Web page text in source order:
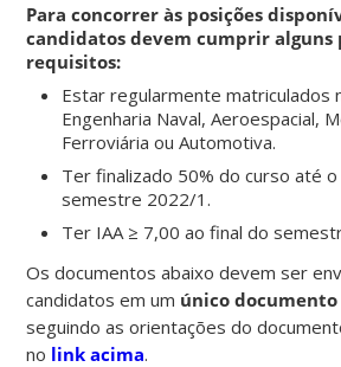
Para concorrer às posições
candidatos devem cumprir alguns
requisitos:
Estar regularmente matriculados
Engenharia Naval, Aeroespacial,
Ferroviária ou Automotiva.
Ter finalizado 50% do curso até
semestre 2022/1.
Ter IAA ≥ 7,00 ao final do
Os documentos abaixo devem ser
candidatos em um único
seguindo as orientações do
no link acima.